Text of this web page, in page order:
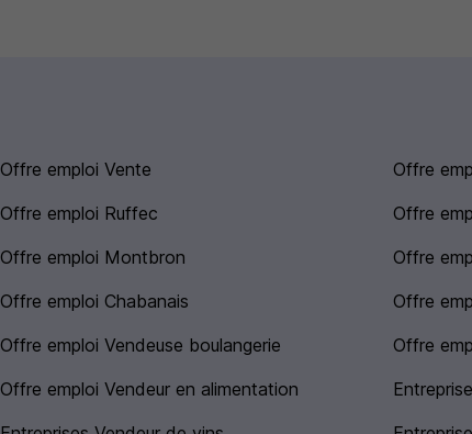
Offre emploi Vente
Offre
Offre emploi Ruffec
Offre
Offre emploi Montbron
Offre
Offre emploi Chabanais
Offre
Offre emploi Vendeuse boulangerie
Offre
Offre emploi Vendeur en alimentation